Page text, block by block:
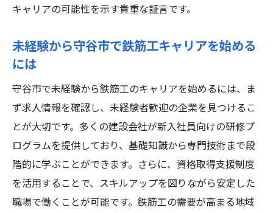
キャリアの可能性を示す貴重な証言です。
未経験から守谷市で鉄筋工キャリアを始める
には
守谷市で未経験から鉄筋工のキャリアを始めるには、ま
ず求人情報を確認し、未経験者歓迎の企業を見つけるこ
とが大切です。多くの建設会社が新入社員向けの研修プ
ログラムを提供しており、基礎知識から専門技術まで段
階的に学ぶことができます。さらに、資格取得支援制度
を活用することで、スキルアップを図りながら安定した
職場で働くことが可能です。鉄筋工の需要が高まる地域